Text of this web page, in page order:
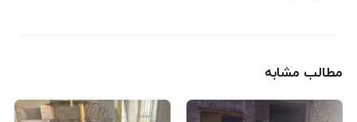
مطالب مشابه